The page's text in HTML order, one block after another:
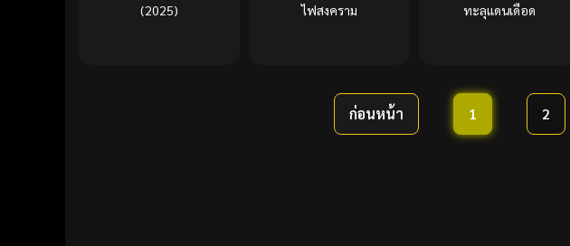
(2025)
ไฟสงคราม
ทะลุแดนเดือด
ก่อนหน้า 1 2